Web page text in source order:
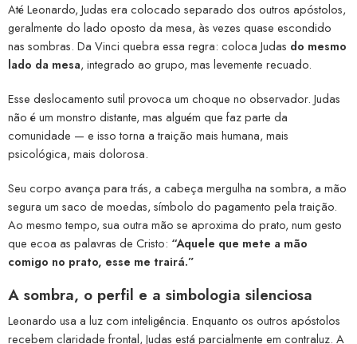
Até Leonardo, Judas era colocado separado dos outros apóstolos,
geralmente do lado oposto da mesa, às vezes quase escondido
nas sombras. Da Vinci quebra essa regra: coloca Judas do mesmo
lado da mesa, integrado ao grupo, mas levemente recuado.
Esse deslocamento sutil provoca um choque no observador. Judas
não é um monstro distante, mas alguém que faz parte da
comunidade — e isso torna a traição mais humana, mais
psicológica, mais dolorosa.
Seu corpo avança para trás, a cabeça mergulha na sombra, a mão
segura um saco de moedas, símbolo do pagamento pela traição.
Ao mesmo tempo, sua outra mão se aproxima do prato, num gesto
que ecoa as palavras de Cristo: “Aquele que mete a mão
comigo no prato, esse me trairá.”
A sombra, o perfil e a simbologia silenciosa
Leonardo usa a luz com inteligência. Enquanto os outros apóstolos
recebem claridade frontal, Judas está parcialmente em contraluz. A